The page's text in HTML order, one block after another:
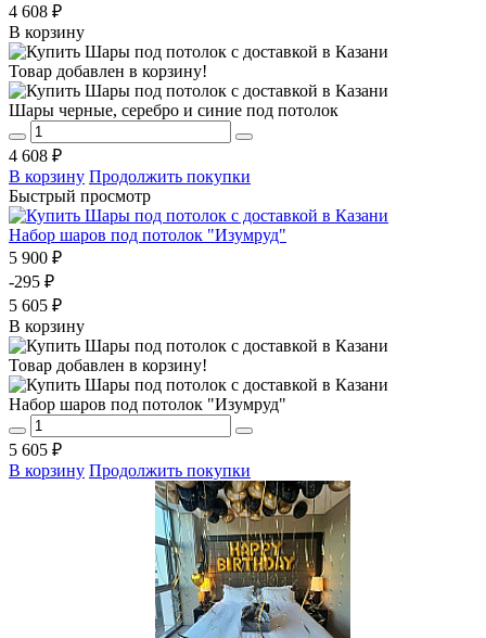
4 608 ₽
В корзину
Товар добавлен в корзину!
Шары черные, серебро и синие под потолок
4 608 ₽
В корзину Продолжить покупки
Быстрый просмотр
Набор шаров под потолок "Изумруд"
5 900 ₽
-295 ₽
5 605 ₽
В корзину
Товар добавлен в корзину!
Набор шаров под потолок "Изумруд"
5 605 ₽
В корзину Продолжить покупки